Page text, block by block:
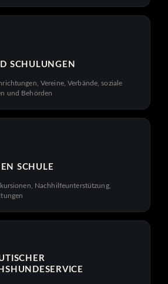
SCHULUNGEN
Vereine, Verbände, soziale
und Behörden
SCHULE
Nachhilfeunterstützung,